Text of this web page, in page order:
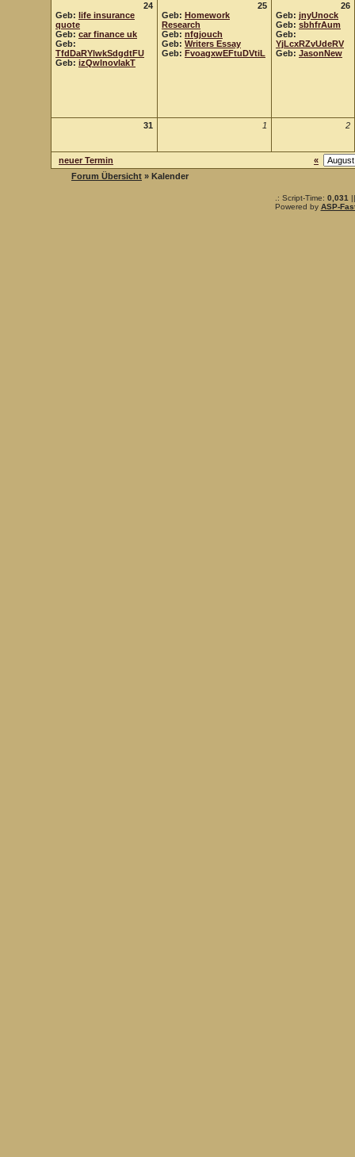
24
Geb: life insurance
quote
Geb: car finance uk
Geb:
TfdDaRYlwkSdgdtFU
Geb: izQwlnovIakT
25
Geb: Homework
Research
Geb: nfgjouch
Geb: Writers Essay
Geb: FvoagxwEFtuDVtiL
26
Geb: jnyUnock
Geb: sbhfrAum
Geb:
YjLcxRZvUdeRV
Geb: JasonNew
31 1 2
neuer Termin
«
Forum Übersicht » Kalender
.: Script-Time: 0,031
Powered by ASP-